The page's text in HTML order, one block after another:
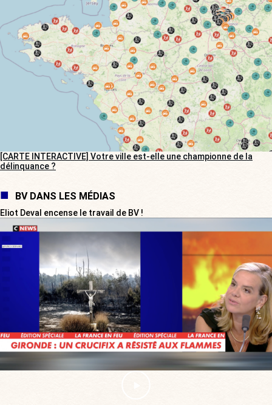
[CARTE INTERACTIVE] Votre ville est-elle une championne de la
délinquance ?
BV DANS LES MÉDIAS
Eliot Deval encense le travail de BV !